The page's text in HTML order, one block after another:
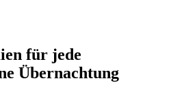
für jede
Übernachtung